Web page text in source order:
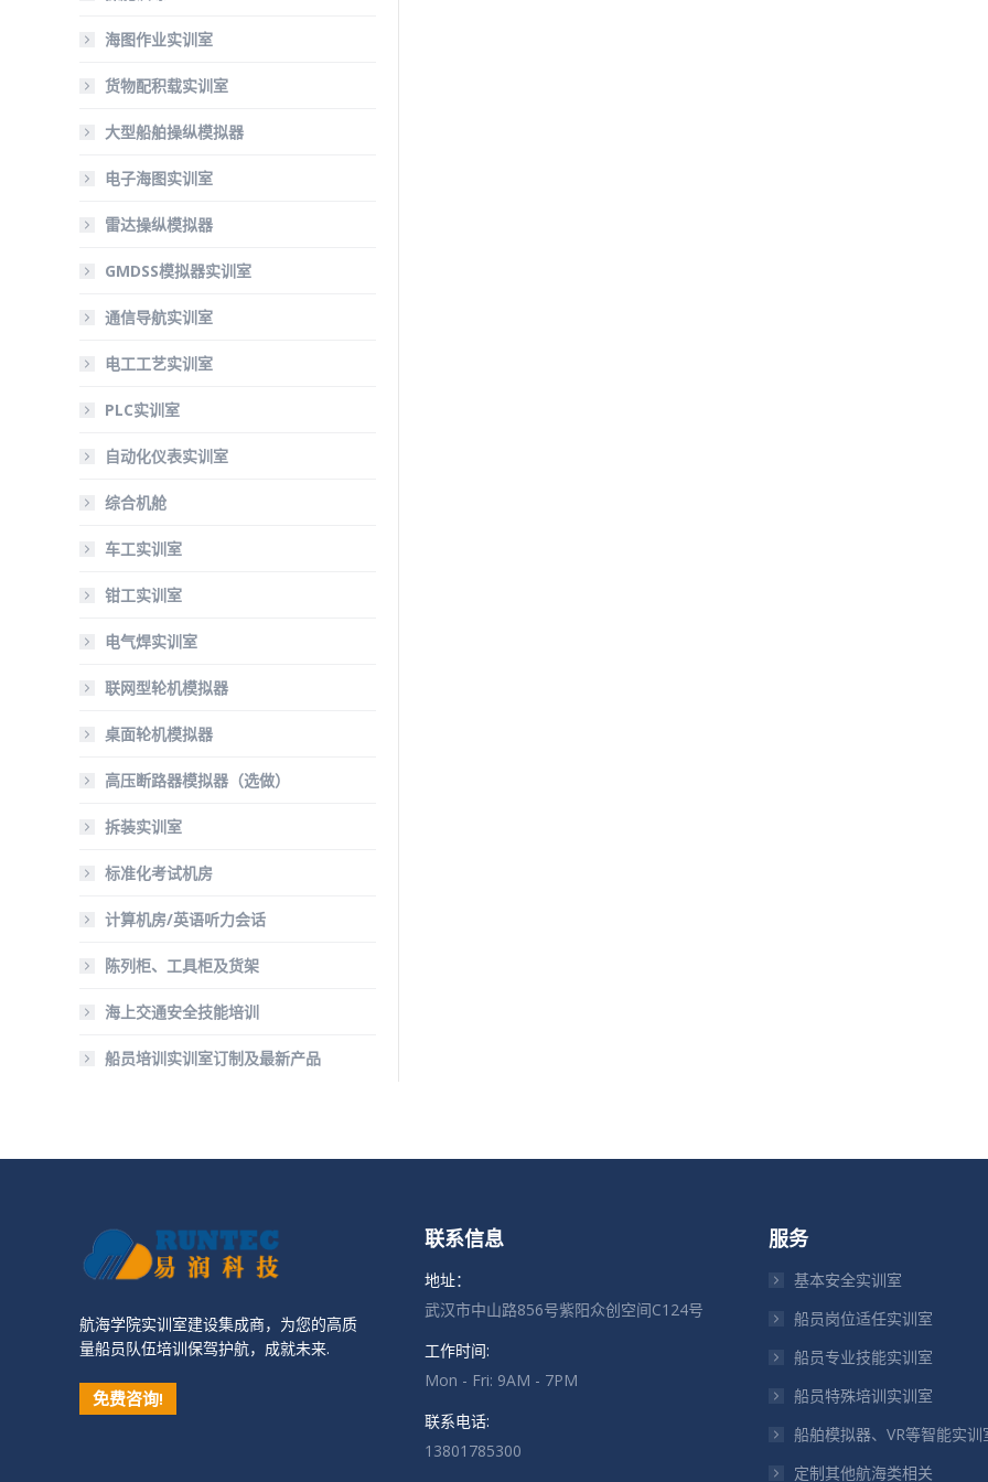
海图作业实训室
货物配积载实训室
大型船舶操纵模拟器
电子海图实训室
雷达操纵模拟器
GMDSS模拟器实训室
通信导航实训室
电工工艺实训室
PLC实训室
自动化仪表实训室
综合机舱
车工实训室
钳工实训室
电气焊实训室
联网型轮机模拟器
桌面轮机模拟器
高压断路器模拟器（选做）
拆装实训室
标准化考试机房
计算机房/英语听力会话
陈列柜、工具柜及货架
海上交通安全技能培训
船员培训实训室订制及最新产品
航海学院实训室建设集成商，为您的高质
量船员队伍培训保驾护航，成就未来.
免费咨询!
联系信息
地址：
武汉市中山路856号紫阳众创空间C124号
工作时间:
Mon - Fri: 9AM - 7PM
联系电话:
13801785300
服务
基本安全实训室
船员岗位适任实训室
船员专业技能实训室
船员特殊培训实训室
船舶模拟器、VR等智能实训
定制其他航海类相关